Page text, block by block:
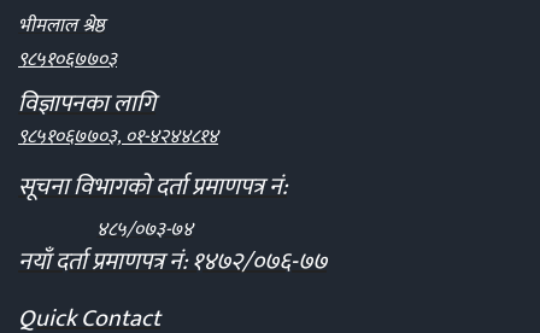
भीमलाल श्रेष्ठ
९८५१०६७७०३
विज्ञापनका लागि
९८५१०६७७०३, ०१-४२४४८१४
सूचना विभागको दर्ता प्रमाणपत्र नं:
४८५/०७३-७४
नयाँ दर्ता प्रमाणपत्र नं: १४७२/०७६-७७
Quick Contact